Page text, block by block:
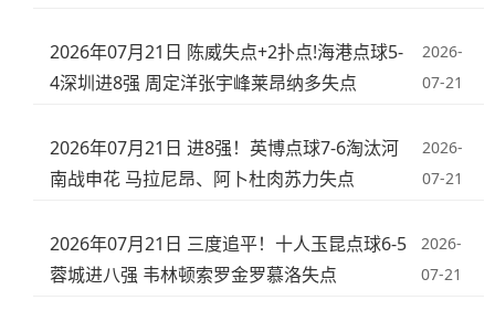
2026年07月21日 陈威失点+2扑点!海港点球5-
4深圳进8强 周定洋张宇峰莱昂纳多失点
2026-
07-21
2026年07月21日 进8强！英博点球7-6淘汰河
南战申花 马拉尼昂、阿卜杜肉苏力失点
2026-
07-21
2026年07月21日 三度追平！十人玉昆点球6-5
蓉城进八强 韦林顿索罗金罗慕洛失点
2026-
07-21